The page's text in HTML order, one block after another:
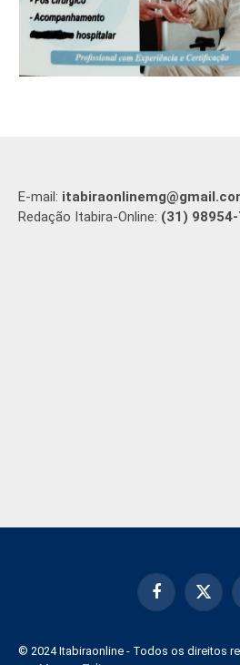
E-mail:
Redação Itabira-Online: (31)
Facebook
X
© 2024 Itabiraonline - Todos os direitos